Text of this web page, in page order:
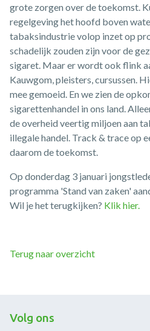
grote zorgen over de toekomst.
regelgeving het hoofd boven
tabaksindustrie volop inzet op
schadelijk zouden zijn voor de
sigaret. Maar er wordt ook flink
Kauwgom, pleisters, cursussen.
mee gemoeid. En we zien de
sigarettenhandel in ons land.
de overheid veertig miljoen aan
illegale handel. Track & trace op
daarom de toekomst.
Op donderdag 3 januari
programma 'Stand van zaken'
Wil je het terugkijken? Klik hier.
Terug naar overzicht
Volg ons